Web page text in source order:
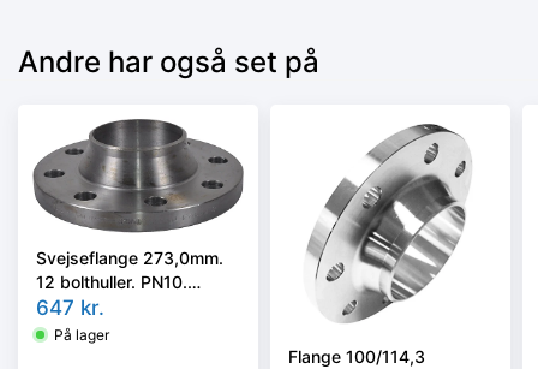
Andre har også set på
Svejseflange 273,0mm.
12 bolthuller. PN10.
EN1092-1/11, P250GH
647 kr.
På lager
Flange 100/114,3